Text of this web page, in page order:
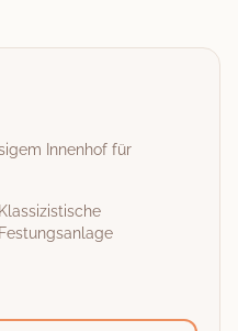
Innenhof für
Klassizistische
Festungsanlage